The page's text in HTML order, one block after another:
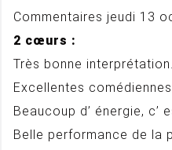
Commentaires jeudi 13
2 cœurs :
Très bonne interprétation.
Excellentes
Beaucoup d’ énergie, c’
Belle performance de la